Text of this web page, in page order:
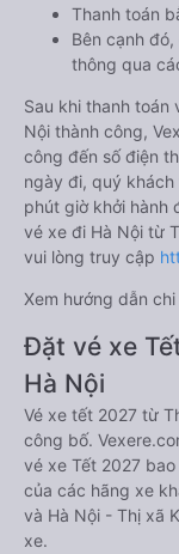
Thanh toán
Bên cạnh
thông qua
Sau khi thanh toán
Nội thành công,
công đến số điện
ngày đi, quý
phút giờ khởi hành
vé xe đi Hà Nội từ
vui lòng truy cập
Xem hướng dẫn
Đặt vé xe
Hà Nội
Vé xe tết 2027 từ
công bố.
vé xe Tết 2027
của các hãng xe
và Hà Nội - Thị xã
xe.